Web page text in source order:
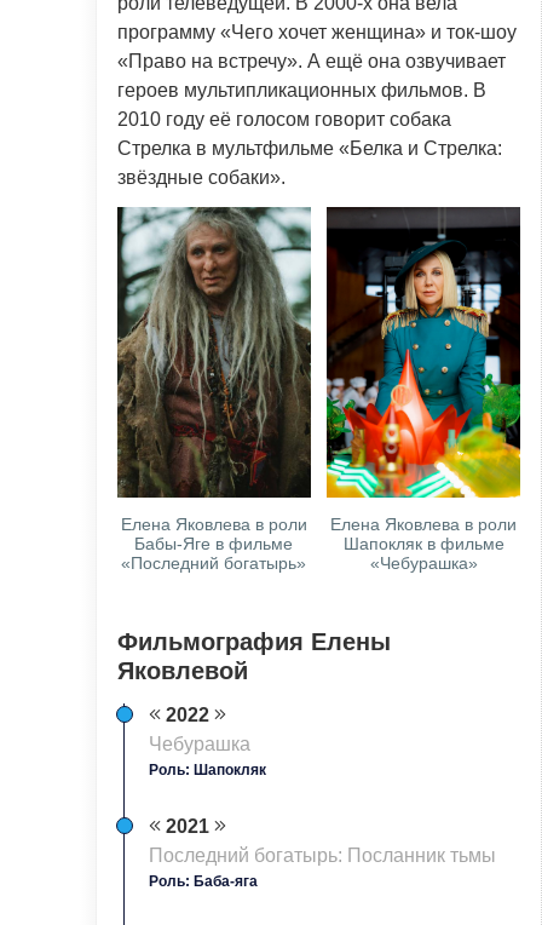
программу «Чего хочет женщина» и ток-шоу
«Право на встречу». А ещё она озвучивает
героев мультипликационных фильмов. В
2010 году её голосом говорит собака
Стрелка в мультфильме «Белка и Стрелка:
звёздные собаки».
Елена Яковлева в роли
Бабы-Яге в фильме
«Последний богатырь»
Елена Яковлева в роли
Шапокляк в фильме
«Чебурашка»
Фильмография Елены
Яковлевой
2022
Чебурашка
Роль: Шапокляк
2021
Последний богатырь: Посланник тьмы
Роль: Баба-яга